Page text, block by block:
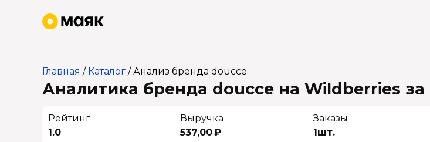
Главная / Каталог /Анализ бренда doucce
Аналитика бренда doucce на Wildberries за
Рейтинг
1.0
Выручка
537,00 ₽
Заказы
1шт.